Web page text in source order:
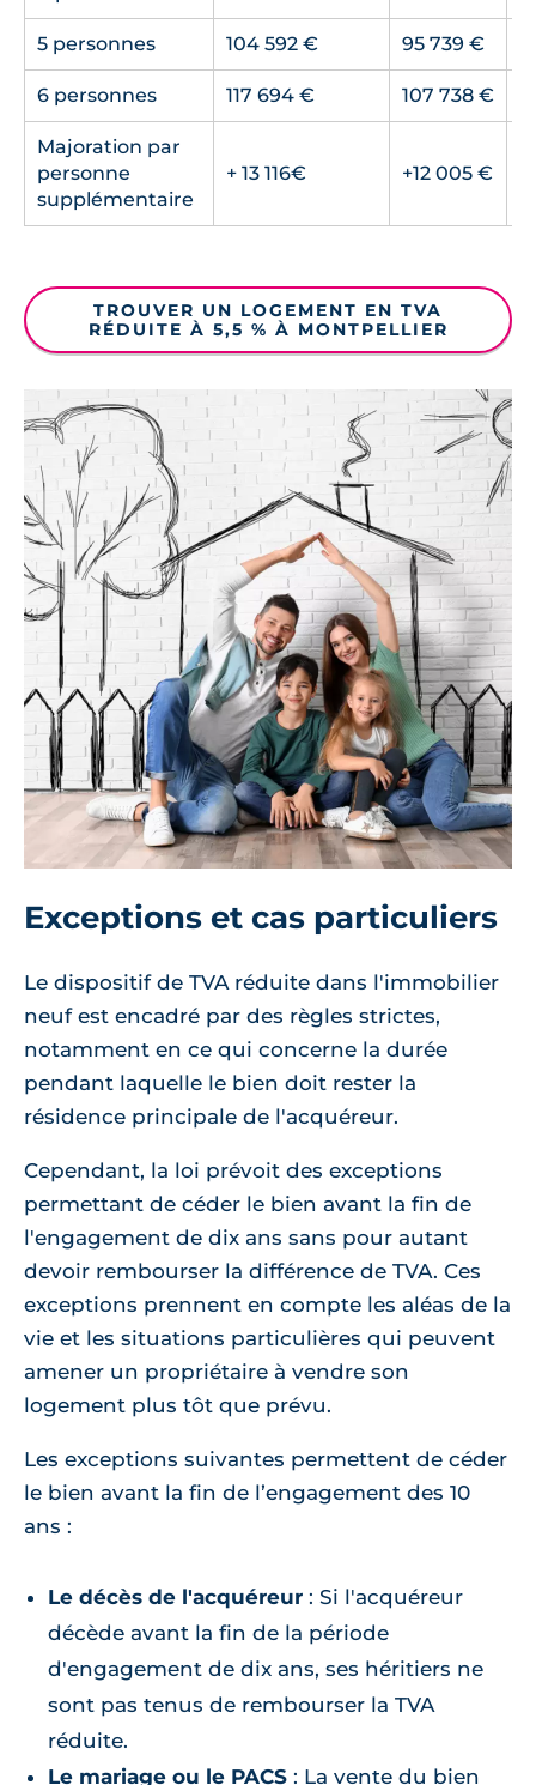
5 personnes 104 592 € 95 739 €
6 personnes 117 694 € 107 738 €
Majoration par
personne
supplémentaire
+ 13 116€ +12 005 €
TROUVER UN LOGEMENT EN TVA
RÉDUITE À 5,5 % À MONTPELLIER
Exceptions et cas particuliers
Le dispositif de TVA réduite dans l'immobilier
neuf est encadré par des règles strictes,
notamment en ce qui concerne la durée
pendant laquelle le bien doit rester la
résidence principale de l'acquéreur.
Cependant, la loi prévoit des exceptions
permettant de céder le bien avant la fin de
l'engagement de dix ans sans pour autant
devoir rembourser la différence de TVA. Ces
exceptions prennent en compte les aléas de la
vie et les situations particulières qui peuvent
amener un propriétaire à vendre son
logement plus tôt que prévu.
Les exceptions suivantes permettent de céder
le bien avant la fin de l’engagement des 10
ans :
Le décès de l'acquéreur : Si l'acquéreur
décède avant la fin de la période
d'engagement de dix ans, ses héritiers ne
sont pas tenus de rembourser la TVA
réduite.
Le mariage ou le PACS : La vente du bien